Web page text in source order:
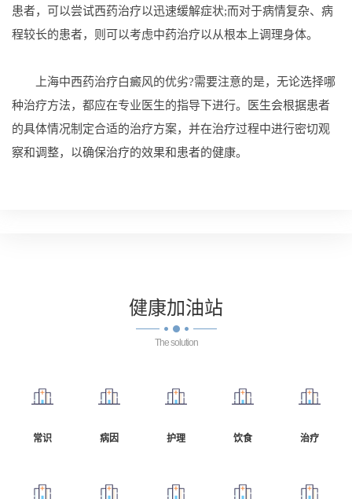
患者，可以尝试西药治疗以迅速缓解症状;而对于病情复杂、病
程较长的患者，则可以考虑中药治疗以从根本上调理身体。
上海中西药治疗白癜风的优劣?需要注意的是，无论选择哪
种治疗方法，都应在专业医生的指导下进行。医生会根据患者
的具体情况制定合适的治疗方案，并在治疗过程中进行密切观
察和调整，以确保治疗的效果和患者的健康。
健康加油站
The solution
常识 病因 护理 饮食 治疗